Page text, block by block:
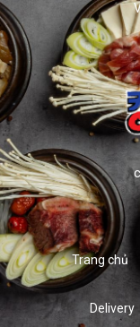
Trang chủ
Delivery